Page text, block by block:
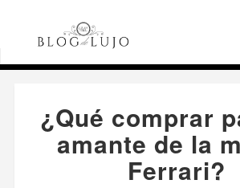
Página principal
para un amante de la marca
¿Qué comprar
amante de la
Ferrari?